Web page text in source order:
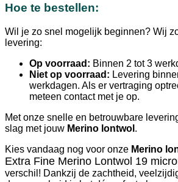
Hoe te bestellen:
Wil je zo snel mogelijk beginnen? Wij
levering:
Op voorraad: Binnen 2 tot 3
Niet op voorraad: Levering
werkdagen. Als er vertraging
meteen contact met je op.
Met onze snelle en betrouwbare
slag met jouw Merino lontwol .
Kies vandaag nog voor onze Merino
Extra Fine Merino Lontwol 19
verschil! Dankzij de zachtheid,